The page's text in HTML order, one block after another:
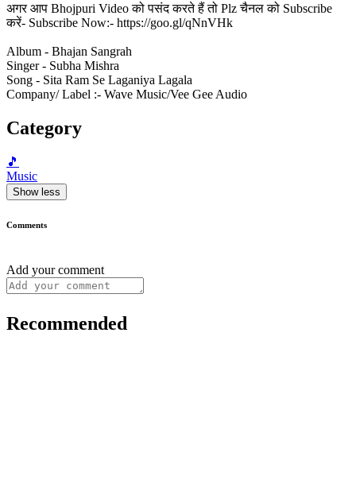
अगर आप Bhojpuri Video को पसंद करते हैं तो Plz चैनल को Subscribe
करें- Subscribe Now:- https://goo.gl/qNnVHk
Album - Bhajan Sangrah
Singer - Subha Mishra
Song - Sita Ram Se Laganiya Lagala
Company/ Label :- Wave Music/Vee Gee Audio
Category
🎵
Music
Show less
Comments
Add your comment
Recommended